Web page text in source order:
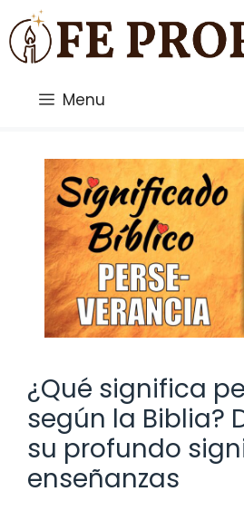
Saltar
al
contenido
Menu
¿Qué significa
según la Biblia?
su profundo
enseñanzas